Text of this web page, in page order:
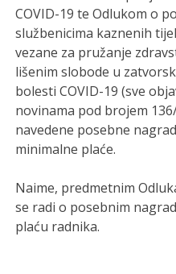
COVID-19 te Odlukom o
službenicima kaznenih
vezane za pružanje
lišenim slobode u
bolesti COVID-19 (sve
novinama pod brojem
navedene posebne
minimalne plaće.
Naime, predmetnim
se radi o posebnim
plaću radnika.